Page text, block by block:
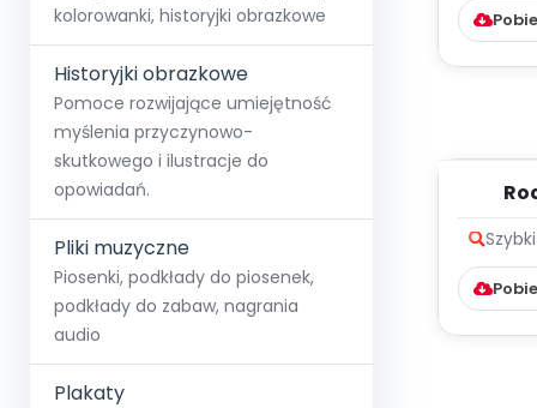
kolorowanki, historyjki obrazkowe
Historyjki obrazkowe
Pomoce rozwijające umiejętność
myślenia przyczynowo-
skutkowego i ilustracje do
opowiadań.
Pliki muzyczne
Piosenki, podkłady do piosenek,
podkłady do zabaw, nagrania
audio
Plakaty